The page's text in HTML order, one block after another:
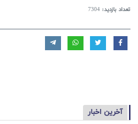
تعداد بازدید: 7304
آخرین اخبار